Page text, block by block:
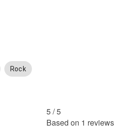
Rock
5 /5
Based on 1 reviews